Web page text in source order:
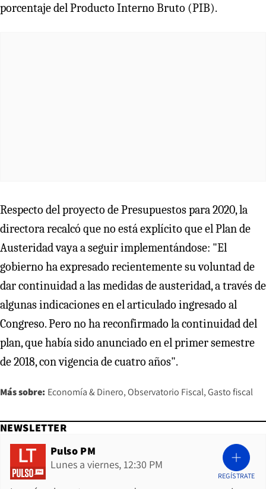
porcentaje del Producto Interno Bruto (PIB).
Respecto del proyecto de Presupuestos para 2020, la
directora recalcó que no está explícito que el Plan de
Austeridad vaya a seguir implementándose: "El
gobierno ha expresado recientemente su voluntad de
dar continuidad a las medidas de austeridad, a través de
algunas indicaciones en el articulado ingresado al
Congreso. Pero no ha reconfirmado la continuidad del
plan, que había sido anunciado en el primer semestre
de 2018, con vigencia de cuatro años".
Más sobre: Economía & Dinero Observatorio Fiscal Gasto fiscal
NEWSLETTER
Pulso PM
Lunes a viernes, 12:30 PM
REGÍSTRATE